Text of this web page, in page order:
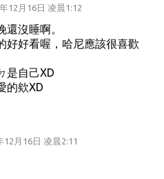
12月16日 凌晨1:12
沒睡啊。
好好看喔，哈尼應該很喜歡
是自己XD
的欸XD
12月16日 凌晨2:11